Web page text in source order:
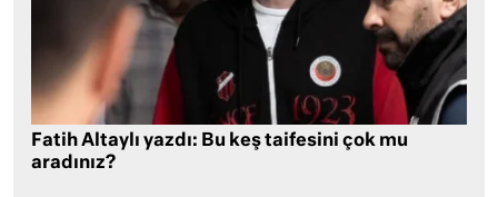
Fatih Altaylı yazdı: Bu keş taifesini çok mu
aradınız?